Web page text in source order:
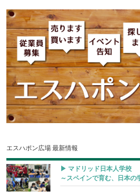
エスハポン広場 最新情報
▶︎ マドリッド日本人学校
～スペインで育む、日本の